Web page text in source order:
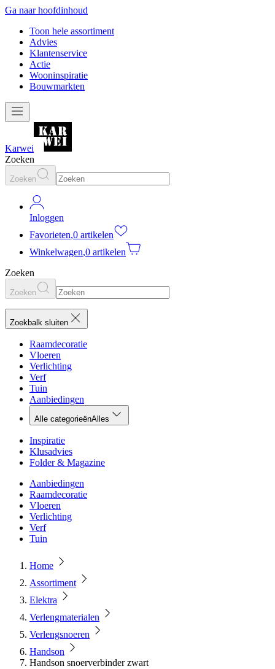
Ga naar hoofdinhoud
Toon hele assortiment
Advies
Klantenservice
Actie
Wooninspiratie
Bouwmarkten
Karwei
Zoeken
Zoeken
Inloggen
Favorieten,0 artikelen
Winkelwagen,0 artikelen
Zoeken
Zoeken
Zoekbalk sluiten
Raamdecoratie
Vloeren
Verlichting
Verf
Tuin
Aanbiedingen
Alle categorieënAlles
Inspiratie
Klusadvies
Folder & Magazine
Aanbiedingen
Raamdecoratie
Vloeren
Verlichting
Verf
Tuin
Home
Assortiment
Elektra
Verlengmaterialen
Verlengsnoeren
Handson
Handson snoerverbinder zwart